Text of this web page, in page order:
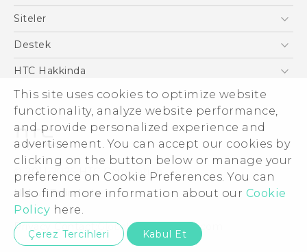
This site uses cookies to optimize website
functionality, analyze website performance,
and provide personalized experience and
advertisement. You can accept our cookies by
clicking on the button below or manage your
preference on Cookie Preferences. You can
also find more information about our Cookie
Policy here.
Çerez Tercihleri Kabul Et
English - User manual
Akıllı Telefonlar
VIVE
Siteler
HTC Dev
Destek
Destek Merkezi
HTC Hakkinda
ESG
Yatırımcı (İNGİLİZCE)
Gizlilik Politikası
Ürün Güvenliği
Cookie Preferences
İnsan kaynakları
Security and Privacy Whitepaper
© 2011-2026 HTC Corporation
Hukuk Terimleri
Privacy Contact: Global-Privacy@htc.com